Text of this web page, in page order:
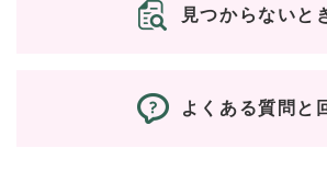
見つからないと
よくある質問と